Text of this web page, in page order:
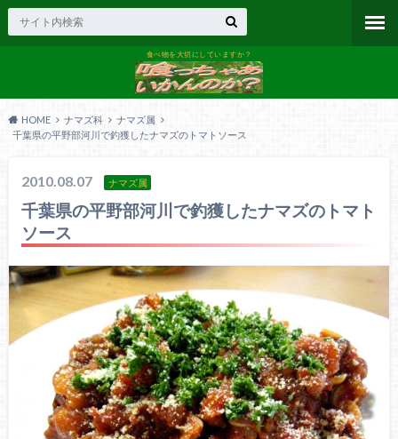
食べ物を大切にしていますか？
HOME ナマズ科
ナマズ属
千葉県の平野部河川で釣獲したナマズのトマトソース
2010.08.07 ナマズ属
千葉県の平野部河川で釣獲したナマズのトマト
ソース